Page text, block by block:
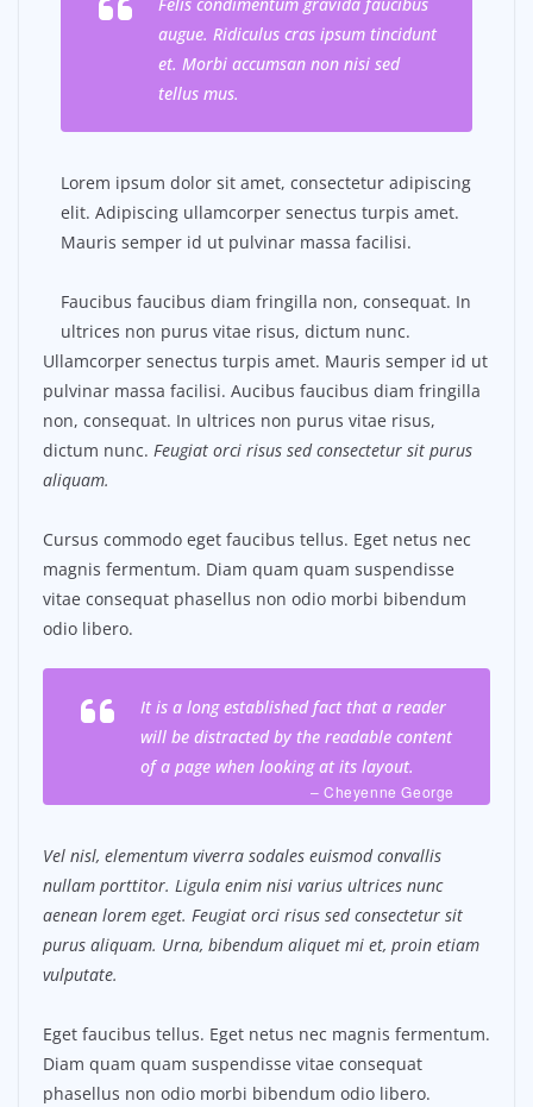
Felis condimentum gravida faucibus
augue. Ridiculus cras ipsum tincidunt
et. Morbi accumsan non nisi sed
tellus mus.
Lorem ipsum dolor sit amet, consectetur adipiscing
elit. Adipiscing ullamcorper senectus turpis amet.
Mauris semper id ut pulvinar massa facilisi.
Faucibus faucibus diam fringilla non, consequat. In
ultrices non purus vitae risus, dictum nunc.
Ullamcorper senectus turpis amet. Mauris semper id ut
pulvinar massa facilisi. Aucibus faucibus diam fringilla
non, consequat. In ultrices non purus vitae risus,
dictum nunc. Feugiat orci risus sed consectetur sit purus
aliquam.
Cursus commodo eget faucibus tellus. Eget netus nec
magnis fermentum. Diam quam quam suspendisse
vitae consequat phasellus non odio morbi bibendum
odio libero.
It is a long established fact that a reader
will be distracted by the readable content
of a page when looking at its layout.
– Cheyenne George
Vel nisl, elementum viverra sodales euismod convallis
nullam porttitor. Ligula enim nisi varius ultrices nunc
aenean lorem eget. Feugiat orci risus sed consectetur sit
purus aliquam. Urna, bibendum aliquet mi et, proin etiam
vulputate.
Eget faucibus tellus. Eget netus nec magnis fermentum.
Diam quam quam suspendisse vitae consequat
phasellus non odio morbi bibendum odio libero.